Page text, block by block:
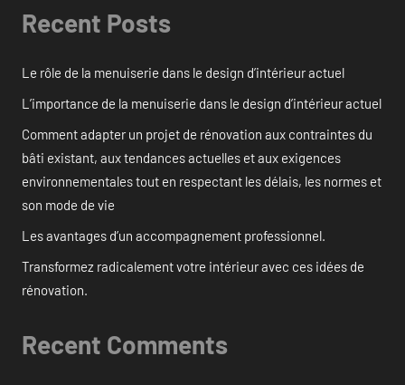
Recent Posts
Le rôle de la menuiserie dans le design d’intérieur actuel
L’importance de la menuiserie dans le design d’intérieur actuel
Comment adapter un projet de rénovation aux contraintes du
bâti existant, aux tendances actuelles et aux exigences
environnementales tout en respectant les délais, les normes et
son mode de vie
Les avantages d’un accompagnement professionnel.
Transformez radicalement votre intérieur avec ces idées de
rénovation.
Recent Comments